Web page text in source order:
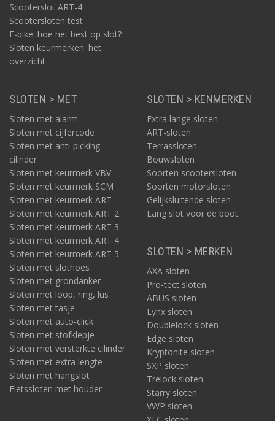
Scooterslot ART-4
Scootersloten test
E-bike: hoe het best op slot?
Sloten keurmerken: het
overzicht
SLOTEN > MET
Sloten met alarm
Sloten met cijfercode
Sloten met anti-picking
cilinder
Sloten met keurmerk VBV
Sloten met keurmerk SCM
Sloten met keurmerk ART
Sloten met keurmerk ART 2
Sloten met keurmerk ART 3
Sloten met keurmerk ART 4
Sloten met keurmerk ART 5
Sloten met slothoes
Sloten met grondanker
Sloten met loop, ring, lus
Sloten met tasje
Sloten met auto-click
Sloten met stofklepje
Sloten met versterkte cilinder
Sloten met extra lengte
Sloten met hangslot
Fietssloten met houder
SLOTEN > KENMERKEN
Extra lange sloten
ART-sloten
Terrassloten
Bouwsloten
Soorten scootersloten
Soorten motorsloten
Gelijksluitende sloten
Lang slot voor de boot
SLOTEN > MERKEN
AXA sloten
Pro-tect sloten
ABUS sloten
Lynx sloten
Doublelock sloten
Edge sloten
Kryptonite sloten
SXP sloten
Trelock sloten
Starry sloten
VWP sloten